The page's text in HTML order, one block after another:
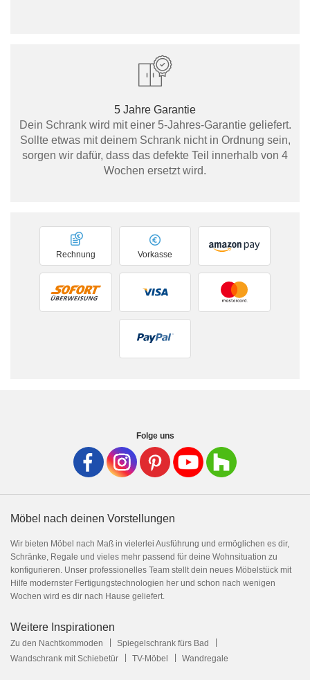
5 Jahre Garantie
Dein Schrank wird mit einer 5-Jahres-Garantie geliefert.
Sollte etwas mit deinem Schrank nicht in Ordnung sein,
sorgen wir dafür, dass das defekte Teil innerhalb von 4
Wochen ersetzt wird.
Vorkasse
Rechnung
Folge uns
Möbel nach deinen Vorstellungen
Wir bieten Möbel nach Maß in vielerlei Ausführung und ermöglichen es dir,
Schränke, Regale und vieles mehr passend für deine Wohnsituation zu
konfigurieren. Unser professionelles Team stellt dein neues Möbelstück mit
Hilfe modernster Fertigungstechnologien her und schon nach wenigen
Wochen wird es dir nach Hause geliefert.
Weitere Inspirationen
Zu den Nachtkommoden
Spiegelschrank fürs Bad
Wandschrank mit Schiebetür
TV-Möbel Wandregale